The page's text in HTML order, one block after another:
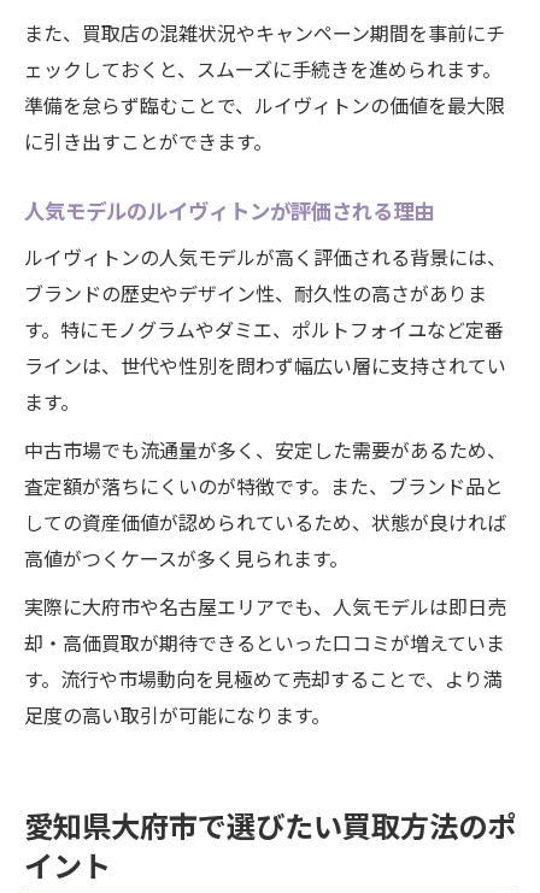
また、買取店の混雑状況やキャンペーン期間を事前にチ
ェックしておくと、スムーズに手続きを進められます。
準備を怠らず臨むことで、ルイヴィトンの価値を最大限
に引き出すことができます。
人気モデルのルイヴィトンが評価される理由
ルイヴィトンの人気モデルが高く評価される背景には、
ブランドの歴史やデザイン性、耐久性の高さがありま
す。特にモノグラムやダミエ、ポルトフォイユなど定番
ラインは、世代や性別を問わず幅広い層に支持されてい
ます。
中古市場でも流通量が多く、安定した需要があるため、
査定額が落ちにくいのが特徴です。また、ブランド品と
しての資産価値が認められているため、状態が良ければ
高値がつくケースが多く見られます。
実際に大府市や名古屋エリアでも、人気モデルは即日売
却・高価買取が期待できるといった口コミが増えていま
す。流行や市場動向を見極めて売却することで、より満
足度の高い取引が可能になります。
愛知県大府市で選びたい買取方法のポ
イント